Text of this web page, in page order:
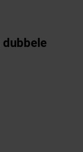
dubbele